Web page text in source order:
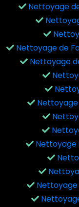
Nettoyage
Nettoyage de
Nettoyage
Nettoyage